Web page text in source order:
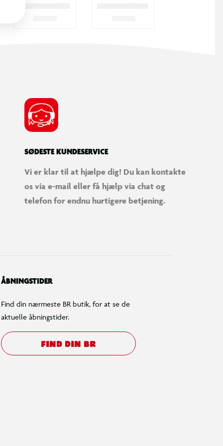
SØDESTE KUNDESERVICE
Vi er klar til at hjælpe dig! Du kan kontakte
os via e-mail eller få hjælp via chat og
telefon for endnu hurtigere betjening.
ÅBNINGSTIDER
Find din nærmeste BR butik, for at se de
aktuelle åbningstider.
FIND DIN BR